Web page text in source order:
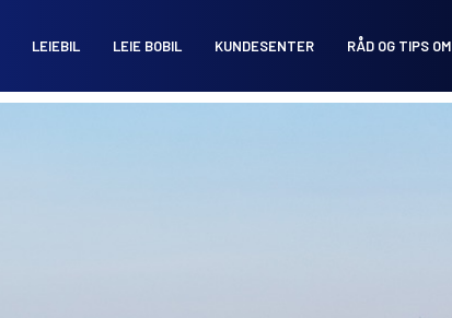
LEIEBIL LEIE BOBIL KUNDESENTER RÅD OG TIPS